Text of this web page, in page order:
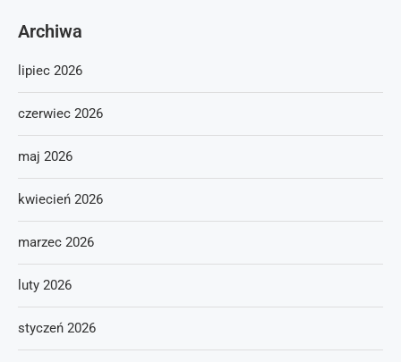
Archiwa
lipiec 2026
czerwiec 2026
maj 2026
kwiecień 2026
marzec 2026
luty 2026
styczeń 2026